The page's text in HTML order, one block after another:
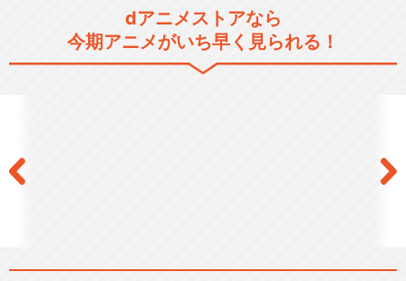
キャプテン翼
dアニメストアなら
今期アニメがいち早く見られる！